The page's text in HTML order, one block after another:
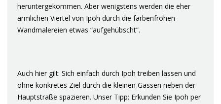
heruntergekommen. Aber wenigstens werden die eher
ärmlichen Viertel von Ipoh durch die farbenfrohen
Wandmalereien etwas “aufgehübscht”.
Auch hier gilt: Sich einfach durch Ipoh treiben lassen und
ohne konkretes Ziel durch die kleinen Gassen neben der
Hauptstraße spazieren. Unser Tipp: Erkunden Sie Ipoh per